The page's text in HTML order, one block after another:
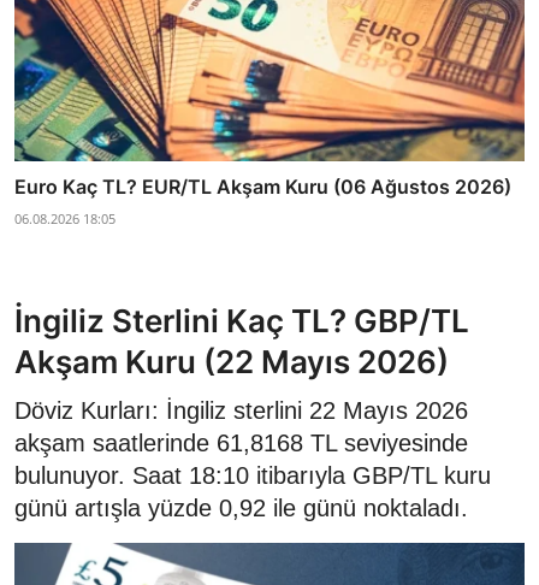
Euro Kaç TL? EUR/TL Akşam Kuru (06 Ağustos 2026)
06.08.2026 18:05
İngiliz Sterlini Kaç TL? GBP/TL
Akşam Kuru (22 Mayıs 2026)
Döviz Kurları: İngiliz sterlini 22 Mayıs 2026
akşam saatlerinde 61,8168 TL seviyesinde
bulunuyor. Saat 18:10 itibarıyla GBP/TL kuru
günü artışla yüzde 0,92 ile günü noktaladı.